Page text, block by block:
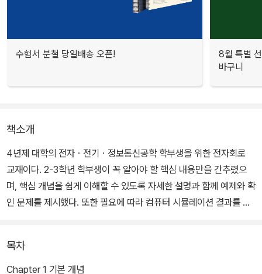
수험서 분철 당일배송 오픈!
8월 특별
바구니
책소개
4년제 대학의 전자ㆍ전기ㆍ정보통신공학 학부생을 위한 전자회로
교재이다. 2-3학년 학부생이 꼭 알아야 할 핵심 내용만을 간추렸으
며, 핵심 개념을 쉽게 이해할 수 있도록 자세한 설명과 함께 예제와 확
인 문제를 제시했다. 또한 필요에 따라 컴퓨터 시뮬레이션 결과를 수
수 있게 했다.
목차
Chapter 1 기본 개념